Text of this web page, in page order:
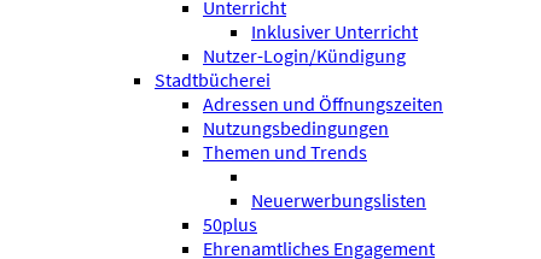
Unterricht
Inklusiver Unterricht
Nutzer-Login/Kündigung
Stadtbücherei
Adressen und Öffnungszeiten
Nutzungsbedingungen
Themen und Trends
Neuerwerbungslisten
50plus
Ehrenamtliches Engagement